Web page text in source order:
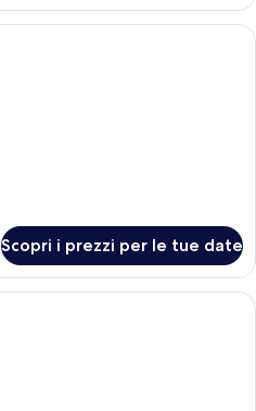
Una camera da letto moderna con
Scopri i prezzi per le tue date
Camera d'albergo con un letto